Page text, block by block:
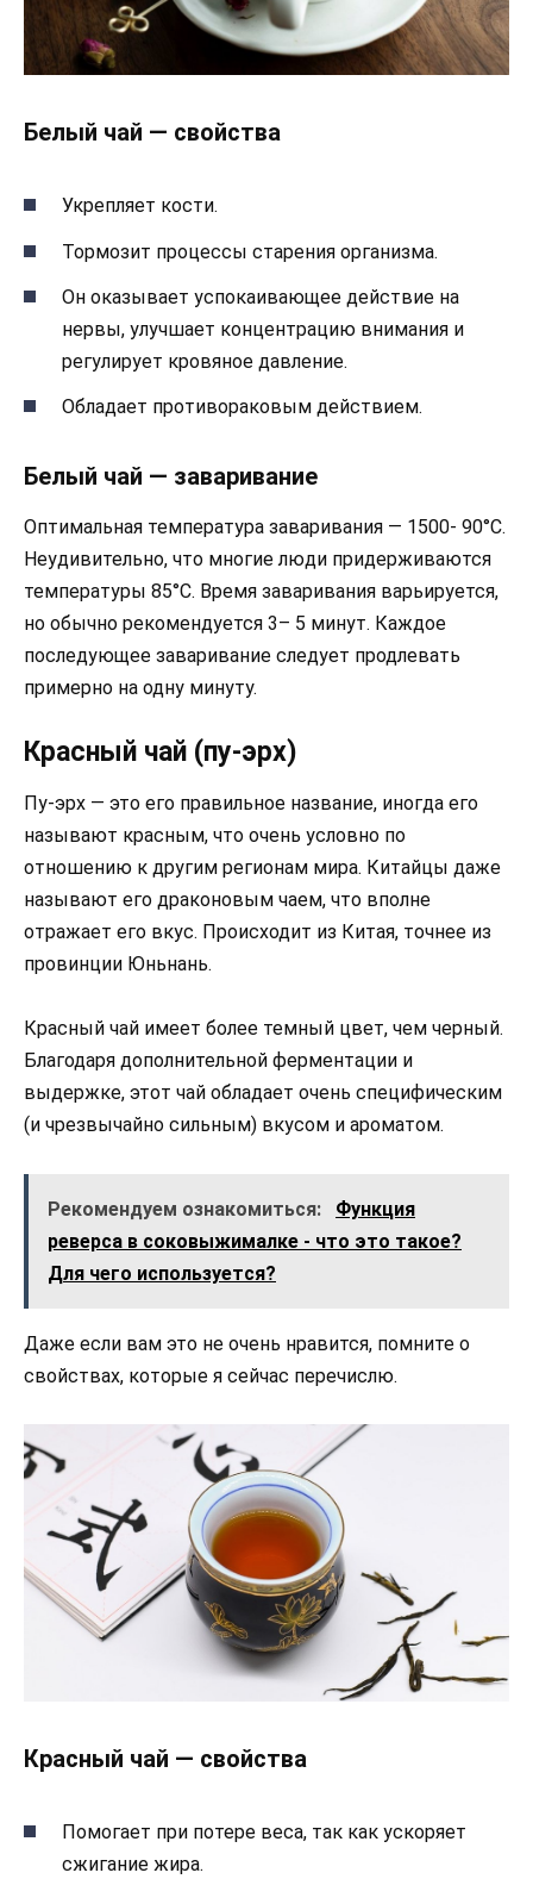
Белый чай — свойства
Укрепляет кости.
Тормозит процессы старения организма.
Он оказывает успокаивающее действие на
нервы, улучшает концентрацию внимания и
регулирует кровяное давление.
Обладает противораковым действием.
Белый чай — заваривание
Оптимальная температура заваривания — 1500- 90°C.
Неудивительно, что многие люди придерживаются
температуры 85°C. Время заваривания варьируется,
но обычно рекомендуется 3– 5 минут. Каждое
последующее заваривание следует продлевать
примерно на одну минуту.
Красный чай (пу-эрх)
Пу-эрх — это его правильное название, иногда его
называют красным, что очень условно по
отношению к другим регионам мира. Китайцы даже
называют его драконовым чаем, что вполне
отражает его вкус. Происходит из Китая, точнее из
провинции Юньнань.
Красный чай имеет более темный цвет, чем черный.
Благодаря дополнительной ферментации и
выдержке, этот чай обладает очень специфическим
(и чрезвычайно сильным) вкусом и ароматом.
Рекомендуем ознакомиться:
Функция
реверса в соковыжималке - что это такое?
Для чего используется?
Даже если вам это не очень нравится, помните о
свойствах, которые я сейчас перечислю.
Красный чай — свойства
Помогает при потере веса, так как ускоряет
сжигание жира.